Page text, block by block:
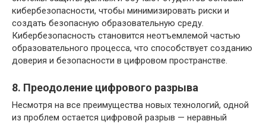
кибербезопасности, чтобы минимизировать риски и
создать безопасную образовательную среду.
Кибербезопасность становится неотъемлемой частью
образовательного процесса, что способствует созданию
доверия и безопасности в цифровом пространстве.
8. Преодоление цифрового разрыва
Несмотря на все преимущества новых технологий, одной
из проблем остается цифровой разрыв — неравный